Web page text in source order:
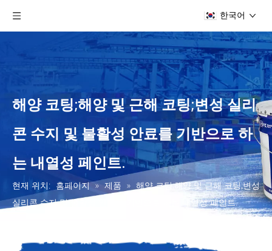
한국어
해양 코팅;해양 및 근해 코팅;변성 실리
콘 수지 및 불활성 안료를 기반으로 하
는 내열성 페인트.
현재 위치: 홈페이지 » 제품 » 해양 코팅;해양 및 근해 코팅;변성
실리콘 수지 및 불활성 안료를 기반으로 하는 내열성 페인트.